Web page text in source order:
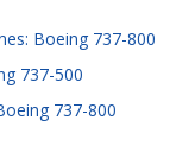
Boeing 737-800
737-500
737-800